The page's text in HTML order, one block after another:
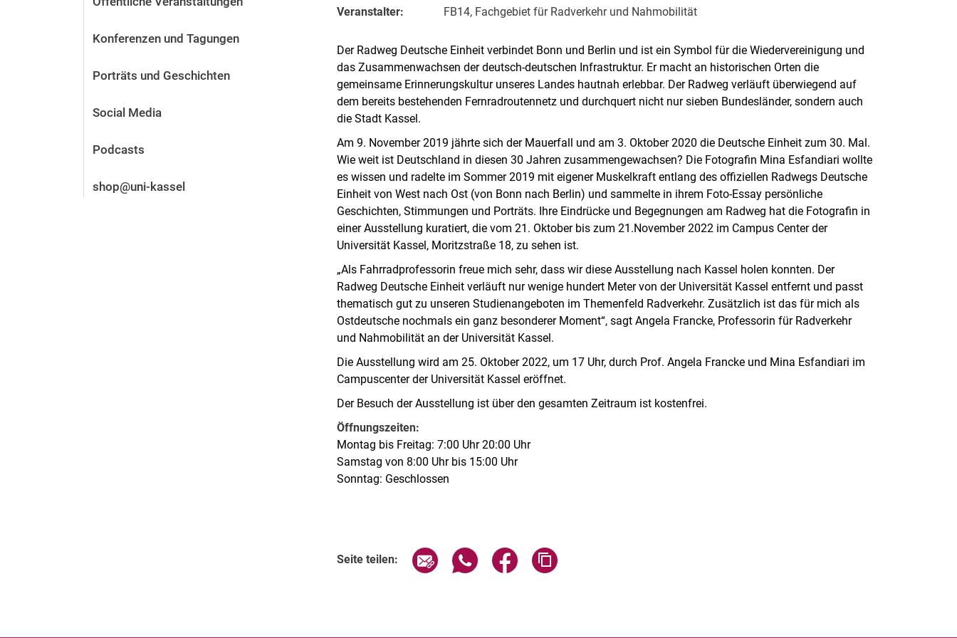
Stellenangebote
Alum­ni und Freunde
Kontakt und Standorte
Konferenzen und Tagungen
Porträts und Geschichten
Social Media
Podcasts
shop@uni-kassel
Veranstalter:
FB14, Fachgebiet für Radverkehr und Nahmobilität
Der Radweg Deutsche Einheit verbindet Bonn und Berlin und ist ein Symbol für die Wiedervereinigung und
das Zusammenwachsen der deutsch-deutschen Infrastruktur. Er macht an historischen Orten die
gemeinsame Erinnerungskultur unseres Landes hautnah erlebbar. Der Radweg verläuft überwiegend auf
dem bereits bestehenden Fernradroutennetz und durchquert nicht nur sieben Bundesländer, sondern auch
die Stadt Kassel.
Am 9. November 2019 jährte sich der Mauerfall und am 3. Oktober 2020 die Deutsche Einheit zum 30. Mal.
Wie weit ist Deutschland in diesen 30 Jahren zusammengewachsen? Die Fotografin Mina Esfandiari wollte
es wissen und radelte im Sommer 2019 mit eigener Muskelkraft entlang des offiziellen Radwegs Deutsche
Einheit von West nach Ost (von Bonn nach Berlin) und sammelte in ihrem Foto-Essay persönliche
Geschichten, Stimmungen und Porträts. Ihre Eindrücke und Begegnungen am Radweg hat die Fotografin in
einer Ausstellung kuratiert, die vom 21. Oktober bis zum 21.November 2022 im Campus Center der
Universität Kassel, Moritzstraße 18, zu sehen ist.
„Als Fahrradprofessorin freue mich sehr, dass wir diese Ausstellung nach Kassel holen konnten. Der
Radweg Deutsche Einheit verläuft nur wenige hundert Meter von der Universität Kassel entfernt und passt
thematisch gut zu unseren Studienangeboten im Themenfeld Radverkehr. Zusätzlich ist das für mich als
Ostdeutsche nochmals ein ganz besonderer Moment“, sagt Angela Francke, Professorin für Radverkehr
und Nahmobilität an der Universität Kassel.
Die Ausstellung wird am 25. Oktober 2022, um 17 Uhr, durch Prof. Angela Francke und Mina Esfandiari im
Campuscenter der Universität Kassel eröffnet.
Der Besuch der Ausstellung ist über den gesamten Zeitraum ist kostenfrei.
Öffnungszeiten:
Montag bis Freitag: 7:00 Uhr 20:00 Uhr
Samstag von 8:00 Uhr bis 15:00 Uhr
Sonntag: Geschlossen
Seite teilen: Seite über E-Mail teilen
Seite über WhatsApp teilen (externer Link, öffnet neues Fenster)
Seite über Facebook teilen (externer Link, öffnet neues Fenster)